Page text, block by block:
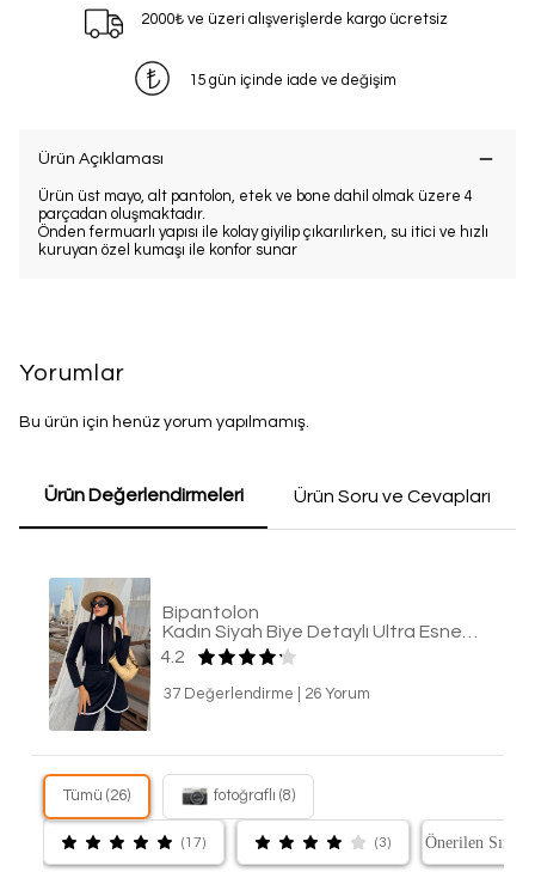
2000₺ ve üzeri alışverişlerde kargo ücretsiz
15 gün içinde iade ve değişim
Ürün Açıklaması
Ürün üst mayo, alt pantolon, etek ve bone dahil olmak üzere 4
parçadan oluşmaktadır.
Önden fermuarlı yapısı ile kolay giyilip çıkarılırken, su itici ve hızlı
kuruyan özel kumaşı ile konfor sunar
Yorumlar
Bu ürün için henüz yorum yapılmamış.
Ürün Değerlendirmeleri Ürün Soru ve Cevapları
Bipantolon
4.2
37 Değerlendirme 26 Yorum
Tümü (26) fotoğraflı (8)
(17) (3)